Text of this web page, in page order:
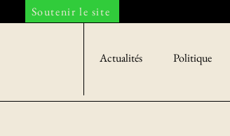
Soutenir le site
Actualités Politique